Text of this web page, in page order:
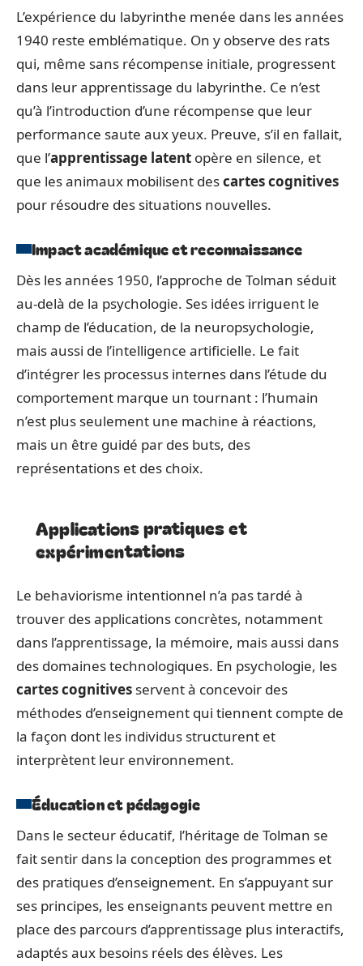
L’expérience du labyrinthe menée dans les années
1940 reste emblématique. On y observe des rats
qui, même sans récompense initiale, progressent
dans leur apprentissage du labyrinthe. Ce n’est
qu’à l’introduction d’une récompense que leur
performance saute aux yeux. Preuve, s’il en fallait,
que l’apprentissage latent opère en silence, et
que les animaux mobilisent descartes cognitives
pour résoudre des situations nouvelles.
Impact académique et reconnaissance
Dès les années 1950, l’approche de Tolman séduit
au-delà de la psychologie. Ses idées irriguent le
champ de l’éducation, de la neuropsychologie,
mais aussi de l’intelligence artificielle. Le fait
d’intégrer les processus internes dans l’étude du
comportement marque un tournant : l’humain
n’est plus seulement une machine à réactions,
mais un être guidé par des buts, des
représentations et des choix.
Applications pratiques et
expérimentations
Le behaviorisme intentionnel n’a pas tardé à
trouver des applications concrètes, notamment
dans l’apprentissage, la mémoire, mais aussi dans
des domaines technologiques. En psychologie, les
cartes cognitives servent à concevoir des
méthodes d’enseignement qui tiennent compte de
la façon dont les individus structurent et
interprètent leur environnement.
Éducation et pédagogie
Dans le secteur éducatif, l’héritage de Tolman se
fait sentir dans la conception des programmes et
des pratiques d’enseignement. En s’appuyant sur
ses principes, les enseignants peuvent mettre en
place des parcours d’apprentissage plus interactifs,
adaptés aux besoins réels des élèves. Les